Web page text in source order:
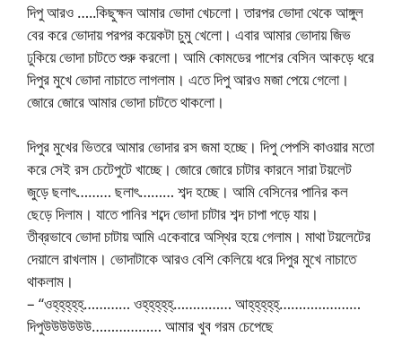
দিপু আরও …..কিছুক্ষন আমার ভোদা খেচলো। তারপর ভোদা থেকে আঙ্গুল
বের করে ভোদায় পরপর কয়েকটা চুমু খেলো। এবার আমার ভোদায় জিভ
ঢুকিয়ে ভোদা চাটতে শুরু করলো। আমি কোমডের পাশের বেসিন আকড়ে ধরে
দিপুর মুখে ভোদা নাচাতে লাগলাম। এতে দিপু আরও মজা পেয়ে গেলো।
জোরে জোরে আমার ভোদা চাটতে থাকলো।
দিপুর মুখের ভিতরে আমার ভোদার রস জমা হচ্ছে। দিপু পেপসি কাওয়ার মতো
করে সেই রস চেটেপুটে খাচ্ছে। জোরে জোরে চাটার কারনে সারা টয়লেট
জুড়ে ছলাৎ……… ছলাৎ……… শব্দ হচ্ছে। আমি বেসিনের পানির কল
ছেড়ে দিলাম। যাতে পানির শব্দে ভোদা চাটার শব্দ চাপা পড়ে যায়।
তীব্রভাবে ভোদা চাটায় আমি একেবারে অস্থির হয়ে গেলাম। মাথা টয়লেটের
দেয়ালে রাখলাম। ভোদাটাকে আরও বেশি কেলিয়ে ধরে দিপুর মুখে নাচাতে
থাকলাম।
– “ওহ্‌হ্‌হ্‌হ্‌হ্‌………… ওহ্‌হ্‌হ্‌হ্‌হ্‌…………… আহ্‌হ্‌হ্‌হ্‌হ্‌…………………
দিপুউউউউউউ……………… আমার খুব গরম চেপেছে